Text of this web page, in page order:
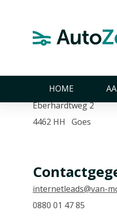
HOME
Van
Eberhardtweg 2
4462 HH Goes
internetleads@van-
0880 01 47 85